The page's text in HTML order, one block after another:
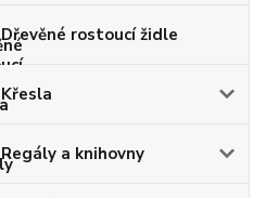
Dřevěné rostoucí židle
Křesla
Regály a knihovny